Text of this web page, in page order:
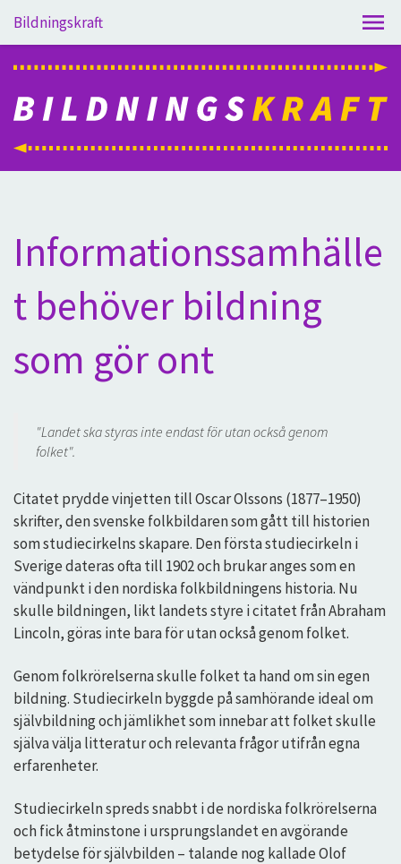
Bildningskraft
Informationssamhälle
t behöver bildning
som gör ont
"Landet ska styras inte endast för utan också genom
folket".
Citatet prydde vinjetten till Oscar Olssons (1877–1950)
skrifter, den svenske folkbildaren som gått till historien
som studiecirkelns skapare. Den första studiecirkeln i
Sverige dateras ofta till 1902 och brukar anges som en
vändpunkt i den nordiska folkbildningens historia. Nu
skulle bildningen, likt landets styre i citatet från Abraham
Lincoln, göras inte bara för utan också genom folket.
Genom folkrörelserna skulle folket ta hand om sin egen
bildning. Studiecirkeln byggde på samhörande ideal om
självbildning och jämlikhet som innebar att folket skulle
själva välja litteratur och relevanta frågor utifrån egna
erfarenheter.
Studiecirkeln spreds snabbt i de nordiska folkrörelserna
och fick åtminstone i ursprungslandet en avgörande
betydelse för självbilden – talande nog kallade Olof